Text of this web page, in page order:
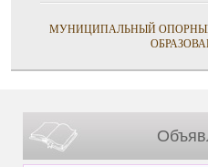
МУНИЦИПАЛЬНЫЙ